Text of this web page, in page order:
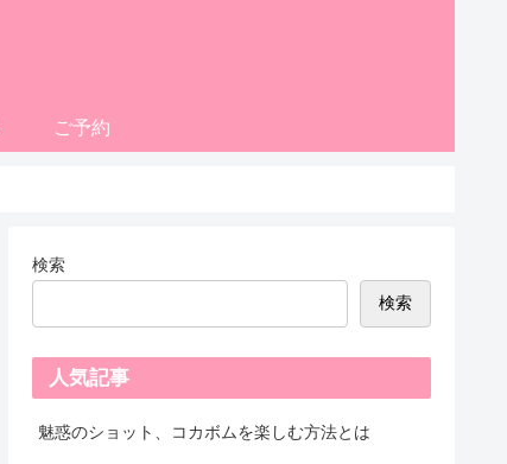
ご予約
検索
検索
人気記事
魅惑のショット、コカボムを楽しむ方法とは